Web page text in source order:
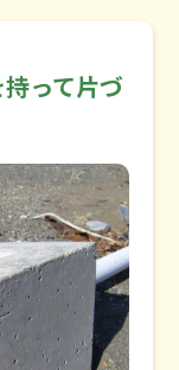
って片づ